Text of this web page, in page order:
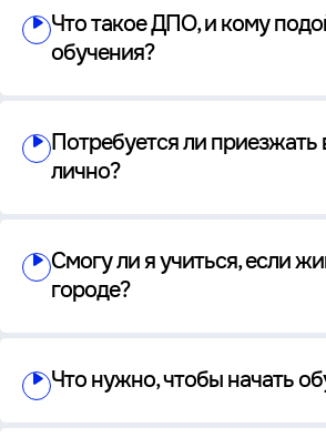
Что такое ДПО, и кому
обучения?
Потребуется ли приезжать
лично?
Смогу ли я учиться, если
городе?
Что нужно, чтобы начать